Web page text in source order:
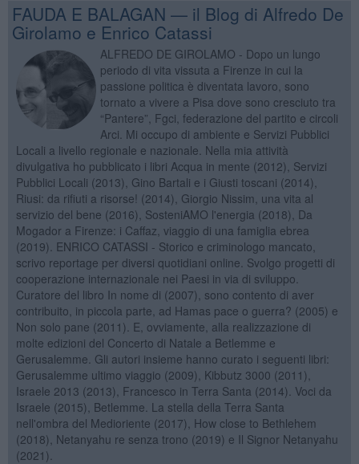
FAUDA E BALAGAN — il Blog di Alfredo De
Girolamo e Enrico Catassi
ALFREDO DE GIROLAMO - Dopo un lungo
periodo di vita vissuta a Firenze in cui la
passione politica è diventata lavoro, sono
tornato a vivere a Pisa dove sono cresciuto tra
“Pantere”, Fgci, federazione del partito e circoli
Arci. Mi occupo di ambiente e Servizi Pubblici
Locali a livello regionale e nazionale. Nella mia attività
divulgativa ho pubblicato i libri Acqua in mente (2012), Servizi
Pubblici Locali (2013), Gino Bartali e i Giusti toscani (2014),
Riusi: da rifiuti a risorse! (2014), Giorgio Nissim, una vita al
servizio del bene (2016), SosteniAMO l'energia (2018), Da
Mogador a Firenze: i Caffaz, viaggio di una famiglia ebrea
(2019). ENRICO CATASSI - Storico e criminologo mancato,
scrivo reportage per diversi quotidiani online. Svolgo progetti di
cooperazione internazionale nei Paesi in via di sviluppo.
Curatore del libro In nome di (2007), sono contento di aver
contribuito, in piccola parte, ad Hamas pace o guerra? (2005) e
Non solo pane (2011). E, ovviamente, alla realizzazione di
molte edizioni del Concerto di Natale a Betlemme e
Gerusalemme. Gli autori insieme hanno curato i seguenti libri:
Gerusalemme ultimo viaggio (2009), Kibbutz 3000 (2011),
Israele 2013 (2013), Francesco in Terra Santa (2014). Voci da
Israele (2015), Betlemme. La stella della Terra Santa
nell'ombra del Medioriente (2017), How close to Bethlehem
(2018), Netanyahu re senza trono (2019) e Il Signor Netanyahu
(2021).